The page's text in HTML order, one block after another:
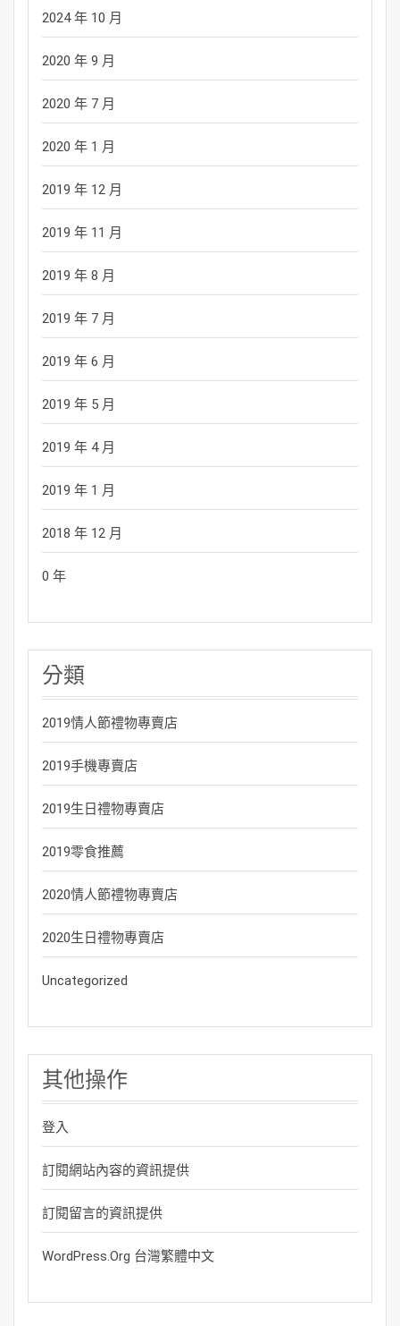
2024 年 10 月
2020 年 9 月
2020 年 7 月
2020 年 1 月
2019 年 12 月
2019 年 11 月
2019 年 8 月
2019 年 7 月
2019 年 6 月
2019 年 5 月
2019 年 4 月
2019 年 1 月
2018 年 12 月
0 年
分類
2019情人節禮物專賣店
2019手機專賣店
2019生日禮物專賣店
2019零食推薦
2020情人節禮物專賣店
2020生日禮物專賣店
Uncategorized
其他操作
登入
訂閱網站內容的資訊提供
訂閱留言的資訊提供
WordPress.org 台灣繁體中文